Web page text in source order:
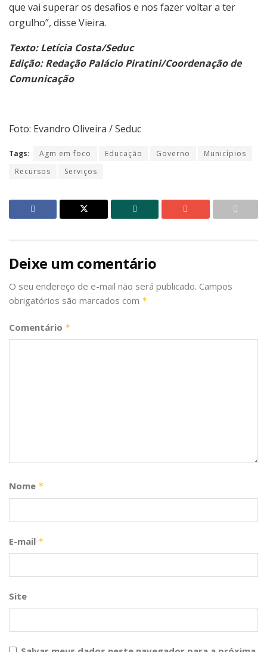
que vai superar os desafios e nos fazer voltar a ter
orgulho”, disse Vieira.
Texto: Letícia Costa/Seduc
Edição: Redação Palácio Piratini/Coordenação de
Comunicação
Foto: Evandro Oliveira / Seduc
Tags: Agm em foco Educação Governo
Municípios
Recursos
Serviços
Deixe um comentário
O seu endereço de e-mail não será publicado. Campos
obrigatórios são marcados com *
Comentário *
Nome *
E-mail *
Site